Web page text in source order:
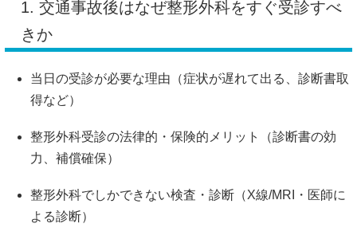
1. 交通事故後はなぜ整形外科をすぐ受診すべ
きか
当日の受診が必要な理由（症状が遅れて出る、診断書取
得など）
整形外科受診の法律的・保険的メリット（診断書の効
力、補償確保）
整形外科でしかできない検査・診断（X線/MRI・医師に
よる診断）